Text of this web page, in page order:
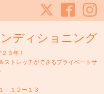
ディショニング
３年！
ストレッチができるプライベートサ
－１２ー１３